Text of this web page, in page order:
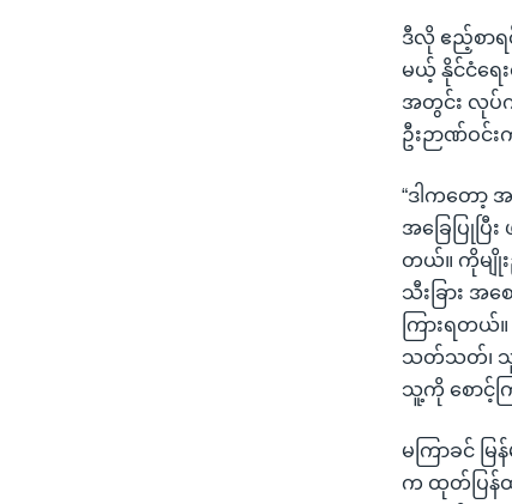
ဒီလို ဧည့်စာ
မယ့် နိုင်ငံရ
အတွင်း လုပ်
ဦးဉာဏ်ဝင်
“ဒါကတော့
အခြေပြုပြီ
တယ်။ ကိုမျို
သီးခြား အ
ကြားရတယ်
သတ်သတ်၊
သူ့ကို စောင့်
မကြာခင် မ
က ထုတ်ပြန်